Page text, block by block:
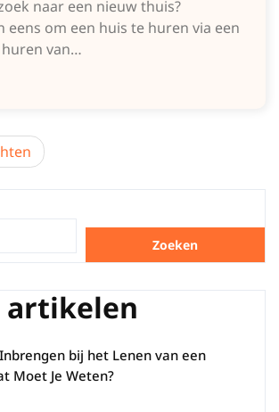
naar een nieuw thuis?
eens om een huis te huren via een
huren van…
Zoeken
artikelen
bij het Lenen van een
Moet Je Weten?